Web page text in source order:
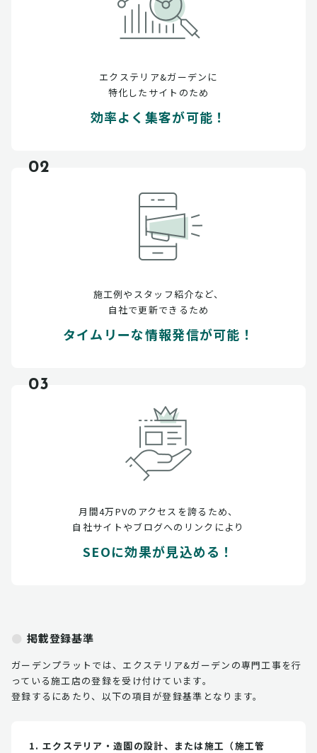
エクステリア&ガーデンに
特化したサイトのため
効率よく集客が可能！
02
施工例やスタッフ紹介など、
自社で更新できるため
タイムリーな情報発信が可能！
03
月間4万PVのアクセスを誇るため、
自社サイトやブログへのリンクにより
SEOに効果が見込める！
掲載登録基準
ガーデンプラットでは、エクステリア&ガーデンの専門工事を行
っている施工店の登録を受け付けています。
登録するにあたり、以下の項目が登録基準となります。
エクステリア・造園の設計、または施工（施工管